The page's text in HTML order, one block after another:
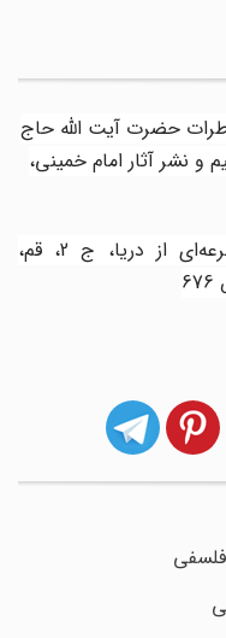
حضرت آیت الله حاج
نشر آثارامام خمینی،
شبیری زنجانی، سیدموسی، جرعه‌ای از دریا، ج 2، قم،